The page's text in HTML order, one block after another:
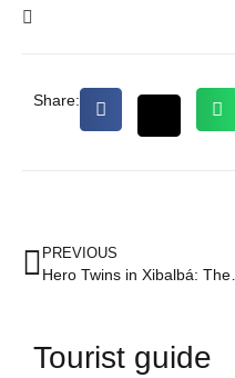
Share:
PREVIOUS
Tourist guide